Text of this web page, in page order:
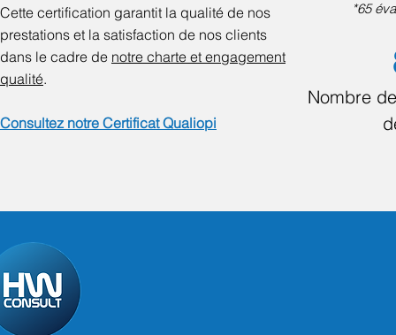
Cette certification garantit la qualité de nos
prestations et la satisfaction de nos clients
dans le cadre de notre charte et engagement
qualité.
Consultez notre Certificat Qualiopi
*65
Nombre